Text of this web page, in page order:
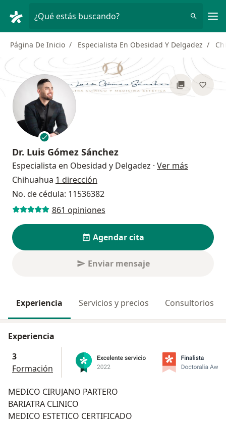
¿Qué estás buscando?
Página De Inicio Especialista En Obesidad Y Delgadez
Dr. Luis Gómez Sánchez
Especialista en Obesidad y Delgadez · Ver más
Chihuahua 1 dirección
No. de cédula: 11536382
861 opiniones
Agendar cita
Enviar mensaje
Experiencia Servicios y precios Consultorios
Experiencia
3
Formación
MEDICO CIRUJANO PARTERO
BARIATRA CLINICO
MEDICO ESTETICO CERTIFICADO